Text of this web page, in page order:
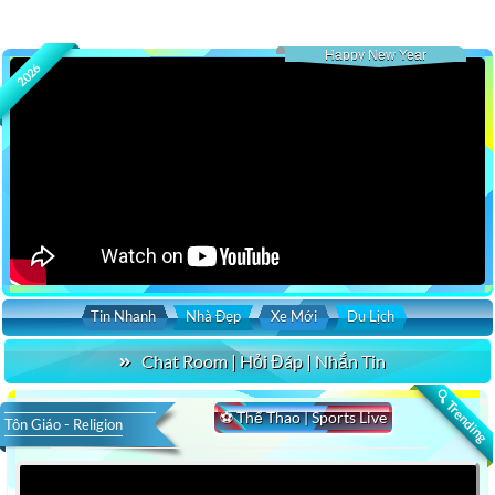
2026
Happy New Year
Tin Nhanh Nhà Đẹp Xe Mới Du Lịch
Chat Room | Hỏi Đáp | Nhắn Tin
🔍 Trending
⚽ Thể Thao | Sports Live
Tôn Giáo - Religion